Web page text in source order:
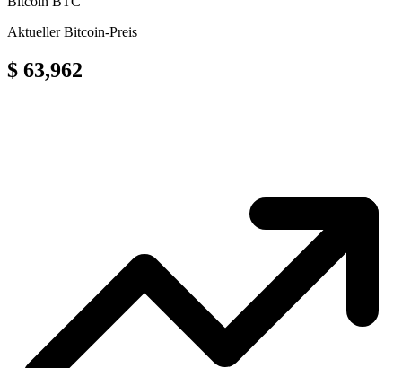
Aktueller Bitcoin-Preis
$ 63,962